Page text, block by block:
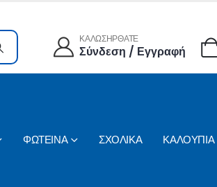
ΚΑΛΩΣΗΡΘΑΤΕ
Σύνδεση / Εγγραφή
ΦΩΤΕΙΝΑ ΣΧΟΛΙΚΑ ΚΑΛΟΥΠΙΑ